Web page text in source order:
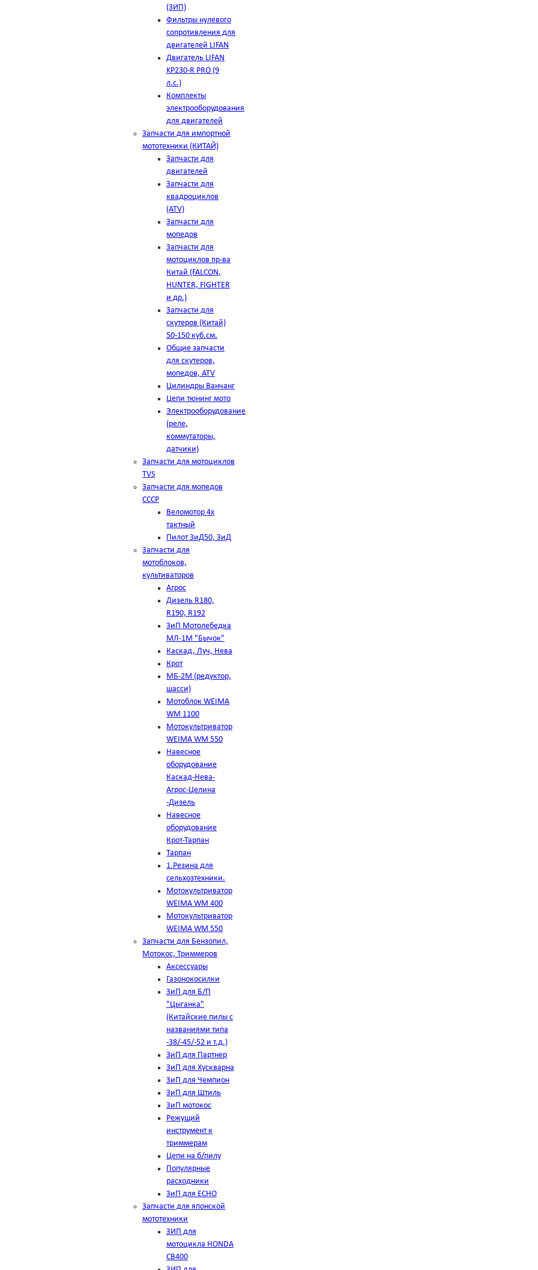
(ЗИП)
Фильтры нулевого
сопротивления для
двигателей LIFAN
Двигатель LIFAN
KP230-R PRO (9
л.с.)
Комплекты
электрооборудования
для двигателей
Запчасти для импортной
мототехники (КИТАЙ)
Запчасти для
двигателей
Запчасти для
квадроциклов
(ATV)
Запчасти для
мопедов
Запчасти для
мотоциклов пр-ва
Китай (FALCON,
HUNTER, FIGHTER
и др.)
Запчасти для
скутеров (Китай)
50-150 куб.см.
Общие запчасти
для скутеров,
мопедов, ATV
Цилиндры Ванчанг
Цепи тюнинг мото
Электрооборудование
(реле,
коммутаторы,
датчики)
Запчасти для мотоциклов
TVS
Запчасти для мопедов
СССР
Веломотор 4х
тактный
Пилот ЗиД50, ЗиД
Запчасти для
мотоблоков,
культиваторов
Агрос
Дизель R180,
R190, R192
ЗиП Мотолебедка
МЛ-1М "Бычок"
Каскад, Луч, Нева
Крот
МБ-2М (редуктор,
шасси)
Мотоблок WEIMA
WM 1100
Мотокультриватор
WEIMA WM 550
Навесное
оборудование
Каскад-Нева-
Агрос-Целина
-Дизель
Навесное
оборудование
Крот-Тарпан
Тарпан
1.Резина для
сельхозтехники.
Мотокультриватор
WEIMA WM 400
Мотокультриватор
WEIMA WM 550
Запчасти для Бензопил,
Мотокос, Триммеров
Аксессуары
Газонокосилки
ЗиП для Б/П
"Цыганка"
(Китайские пилы с
названиями типа
-38/-45/-52 и т.д.)
ЗиП для Партнер
ЗиП для Хускварна
ЗиП для Чемпион
ЗиП для Штиль
ЗиП мотокос
Режущий
инструмент к
триммерам
Цепи на б/пилу
Популярные
расходники
ЗиП для ЕСНО
Запчасти для японской
мототехники
ЗИП для
мотоцикла HONDA
CB400